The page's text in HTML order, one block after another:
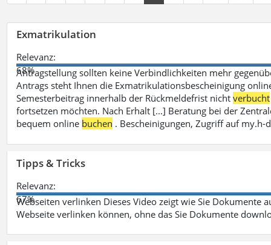
Exmatrikulation
Relevanz:
68%
Antragstellung sollten keine Verbindlichkeiten mehr
Antrags steht Ihnen die Exmatrikulationsbescheinigung
Semesterbeitrag innerhalb der Rückmeldefrist nichtverbucht
fortsetzen möchten. Nach Erhalt [...] Beratung bei der
bequem online buchen . Bescheinigungen, Zugriff auf
Tipps & Tricks
Relevanz:
67%
Webseiten verlinken Dieses Video zeigt wie Sie Dokumente
Webseite verlinken können, ohne das Sie Dokumente